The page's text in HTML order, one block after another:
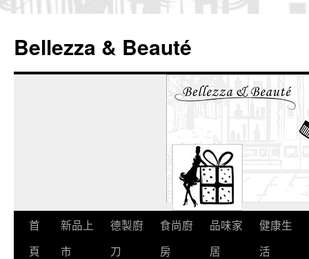
Bellezza & Beauté
跳首
頁
新品上
市
德製廚
刀
食尚廚
房
品味家
居
健康生
活